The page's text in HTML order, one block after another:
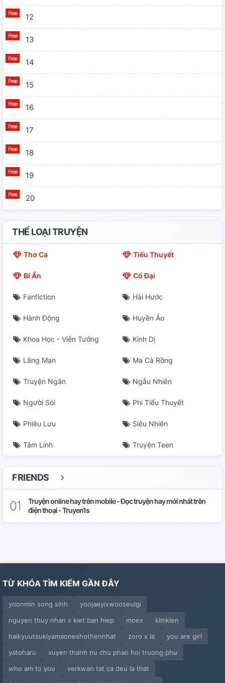
12
13
14
15
16
17
18
19
20
21
22
26
27
28
29
30
THỂ LOẠI TRUYỆN
Thơ Ca Tiểu Thuyết
Bí Ẩn Cổ Đại
Fanfiction Hài Hước
Hành Động Huyền Ảo
Khoa Học - Viễn Tưởng Kinh Dị
Lãng Mạn Ma Cà Rồng
Truyện Ngắn Ngẫu Nhiên
Người Sói Phi Tiểu Thuyết
Phiêu Lưu Siêu Nhiên
Tâm Linh Truyện Teen
FRIENDS
Truyện online hay trên mobile - Đọc truyện hay mới nhất trên
điện thoại - Truyen1s
TỪ KHÓA TÌM KIẾM GẦN ĐÂY
yoonmin song sinh
yoojaeyixwooseulgi
nguyen thuy nhan x kiet ban hiep
moex
kimkien
haikyuutsukiyamaoneshothennhat
zoro x la
you are girl
yatoharu
xuyen thanh nu chu phao hoi truong phu
who am to you
verkwan tat ca deu la that